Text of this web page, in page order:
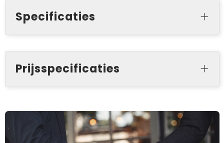
Specificaties
Prijsspecificaties